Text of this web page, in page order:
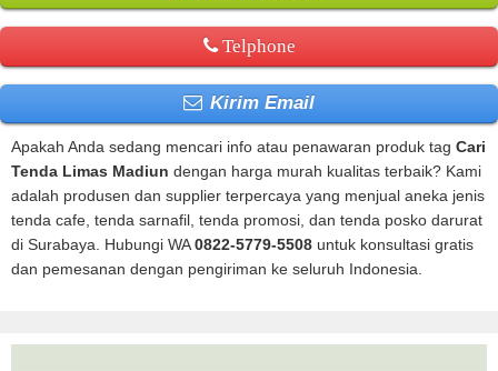
Telphone
Kirim Email
Apakah Anda sedang mencari info atau penawaran produk tag Cari
Tenda Limas Madiun dengan harga murah kualitas terbaik? Kami
adalah produsen dan supplier terpercaya yang menjual aneka jenis
tenda cafe, tenda sarnafil, tenda promosi, dan tenda posko darurat
di Surabaya. Hubungi WA0822-5779-5508 untuk konsultasi gratis
dan pemesanan dengan pengiriman ke seluruh Indonesia.